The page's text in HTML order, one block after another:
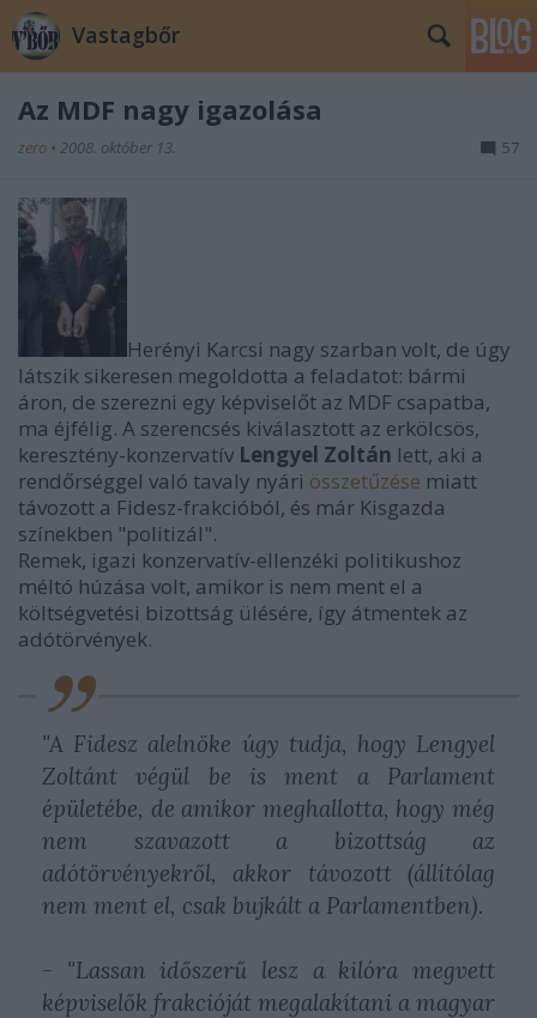
Vastagbőr
Az MDF nagy igazolása
zero • 2008. október 13. 57
Herényi Karcsi nagy szarban volt, de úgy
látszik sikeresen megoldotta a feladatot: bármi
áron, de szerezni egy képviselőt az MDF csapatba,
ma éjfélig. A szerencsés kiválasztott az erkölcsös,
keresztény-konzervatív Lengyel Zoltán lett, aki a
rendőrséggel való tavaly nyári összetűzése miatt
távozott a Fidesz-frakcióból, és már Kisgazda
színekben "politizál".
Remek, igazi konzervatív-ellenzéki politikushoz
méltó húzása volt, amikor is nem ment el a
költségvetési bizottság ülésére, így átmentek az
adótörvények.
"A Fidesz alelnöke úgy tudja, hogy Lengyel
Zoltánt végül be is ment a Parlament
épületébe, de amikor meghallotta, hogy még
nem szavazott a bizottság az
adótörvényekről, akkor távozott (állítólag
nem ment el, csak bujkált a Parlamentben).
- "Lassan időszerű lesz a kilóra megvett
képviselők frakcióját megalakítani a magyar